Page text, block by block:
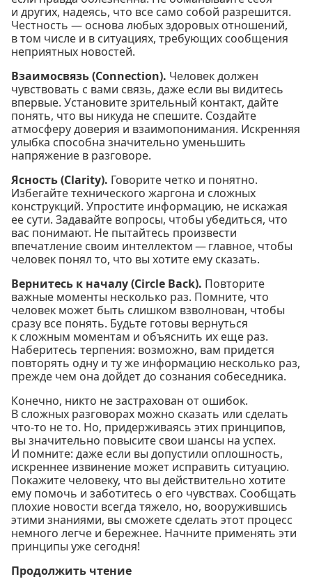
и других, надеясь, что все само собой разрешится.
Честность — основа любых здоровых отношений,
в том числе и в ситуациях, требующих сообщения
неприятных новостей.
Взаимосвязь (Connection). Человек должен
чувствовать с вами связь, даже если вы видитесь
впервые. Установите зрительный контакт, дайте
понять, что вы никуда не спешите. Создайте
атмосферу доверия и взаимопонимания. Искренняя
улыбка способна значительно уменьшить
напряжение в разговоре.
Ясность (Clarity). Говорите четко и понятно.
Избегайте технического жаргона и сложных
конструкций. Упростите информацию, не искажая
ее сути. Задавайте вопросы, чтобы убедиться, что
вас понимают. Не пытайтесь произвести
впечатление своим интеллектом — главное, чтобы
человек понял то, что вы хотите ему сказать.
Вернитесь к началу (Circle Back). Повторите
важные моменты несколько раз. Помните, что
человек может быть слишком взволнован, чтобы
сразу все понять. Будьте готовы вернуться
к сложным моментам и объяснить их еще раз.
Наберитесь терпения: возможно, вам придется
повторять одну и ту же информацию несколько раз,
прежде чем она дойдет до сознания собеседника.
Конечно, никто не застрахован от ошибок.
В сложных разговорах можно сказать или сделать
что-то не то. Но, придерживаясь этих принципов,
вы значительно повысите свои шансы на успех.
И помните: даже если вы допустили оплошность,
искреннее извинение может исправить ситуацию.
Покажите человеку, что вы действительно хотите
ему помочь и заботитесь о его чувствах. Сообщать
плохие новости всегда тяжело, но, вооружившись
этими знаниями, вы сможете сделать этот процесс
немного легче и бережнее. Начните применять эти
принципы уже сегодня!
Продолжить чтение